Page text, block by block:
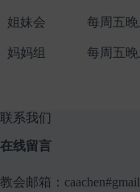
姐妹会 每周五晚
妈妈组 每周五晚
联系我们
在线留言
教会邮箱：